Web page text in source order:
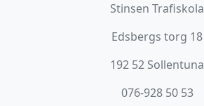
Stinsen Trafiskola
Edsbergs torg 18
192 52 Sollentuna
076-928 50 53